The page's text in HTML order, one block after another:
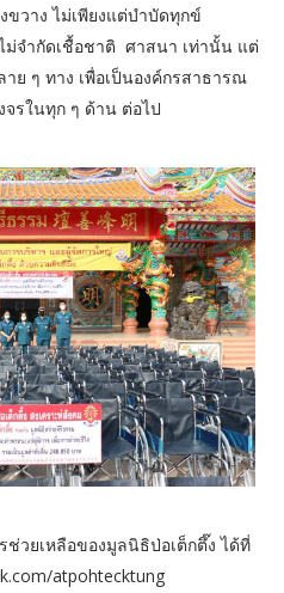
ขวาง ไม่เพียงแต่บำบัดทุกข์
ม่จำกัดเชื้อชาติ ศาสนา เท่านั้น แต่
ๆ ทาง เพื่อเป็นองค์กรสาธารณ
รในทุก ๆ ด้าน ต่อไป
วยเหลือของมูลนิธิป่อเต็กตึ๊ง ได้ที่
atpohtecktung